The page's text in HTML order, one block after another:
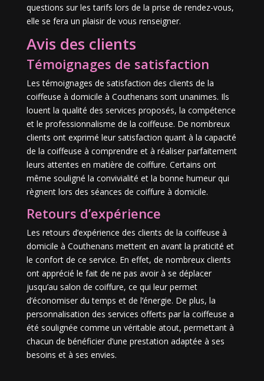
questions sur les tarifs lors de la prise de rendez-vous,
elle se fera un plaisir de vous renseigner.
Avis des clients
Témoignages de satisfaction
Les témoignages de satisfaction des clients de la
coiffeuse à domicile à Couthenans sont unanimes. Ils
louent la qualité des services proposés, la compétence
et le professionnalisme de la coiffeuse. De nombreux
clients ont exprimé leur satisfaction quant à la capacité
de la coiffeuse à comprendre et à réaliser parfaitement
leurs attentes en matière de coiffure. Certains ont
même souligné la convivialité et la bonne humeur qui
règnent lors des séances de coiffure à domicile.
Retours d’expérience
Les retours d’expérience des clients de la coiffeuse à
domicile à Couthenans mettent en avant la praticité et
le confort de ce service. En effet, de nombreux clients
ont apprécié le fait de ne pas avoir à se déplacer
jusqu’au salon de coiffure, ce qui leur permet
d’économiser du temps et de l’énergie. De plus, la
personnalisation des services offerts par la coiffeuse a
été soulignée comme un véritable atout, permettant à
chacun de bénéficier d’une prestation adaptée à ses
besoins et à ses envies.